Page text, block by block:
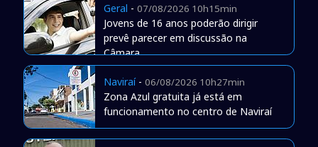
Geral - 07/08/2026 10h15min
Jovens de 16 anos poderão dirigir
prevê parecer em discussão na
Câmara
Naviraí- 06/08/2026 10h27min
Zona Azul gratuita já está em
funcionamento no centro de Naviraí